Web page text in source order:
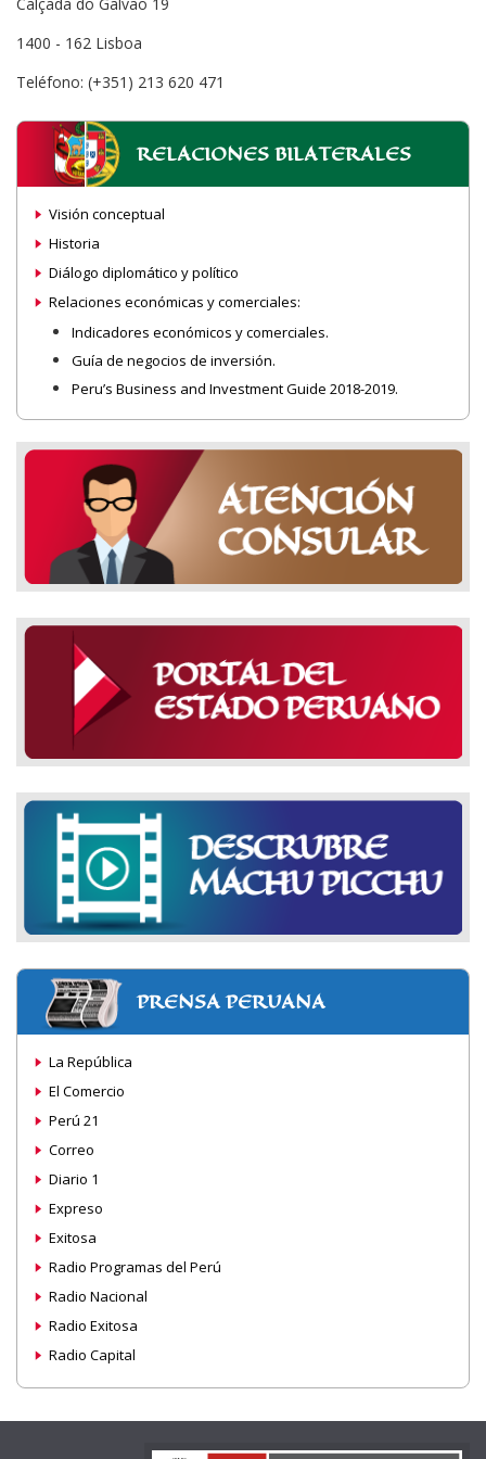
1400 - 162 Lisboa
Teléfono: (+351) 213 620 471
RELACIONES BILATERALES
Visión conceptual
Historia
Diálogo diplomático y político
Relaciones económicas y comerciales:
Indicadores económicos y comerciales.
Guía de negocios de inversión.
Peru’s Business and Investment Guide 2018-2019.
PRENSA PERUANA
La República
El Comercio
Perú 21
Correo
Diario 1
Expreso
Exitosa
Radio Programas del Perú
Radio Nacional
Radio Exitosa
Radio Capital